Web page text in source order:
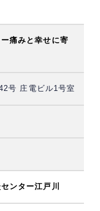
痛みと幸せに寄
号 庄電ビル1号室
ンター江戸川